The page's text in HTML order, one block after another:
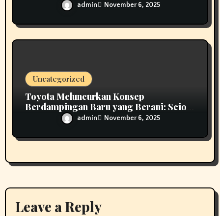
admin November 6, 2025
Uncategorized
Toyota Meluncurkan Konsep
Berdampingan Baru yang Berani: Scion
admin November 6, 2025
Leave a Reply